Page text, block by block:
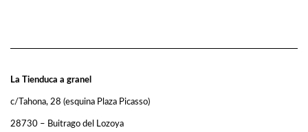
La Tienduca a granel
c/Tahona, 28 (esquina Plaza Picasso)
28730 – Buitrago del Lozoya